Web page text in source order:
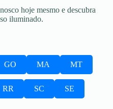
hoje mesmo e descubra
iluminado.
GO MA MT
RR SC SE